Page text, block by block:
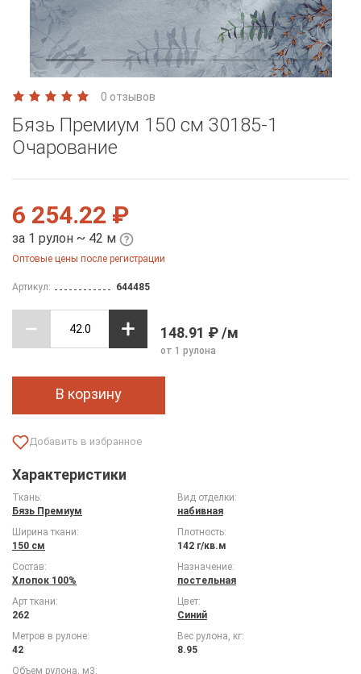
0 отзывов
Бязь Премиум 150 см 30185-1
Очарование
6 254.22 ₽
за 1 рулон ~ 42 м
Оптовые цены после регистрации
Артикул: 644485
148.91 ₽ /м
от 1 рулона
В корзину
Характеристики
Ткань:
Бязь Премиум
Вид отделки:
набивная
Ширина ткани:
150 см
Плотность:
142 г/кв.м
Состав:
Хлопок 100%
Назначение:
постельная
Арт ткани:
262
Цвет:
Синий
Метров в рулоне:
42
Вес рулона, кг:
8.95
Объем рулона, м3: